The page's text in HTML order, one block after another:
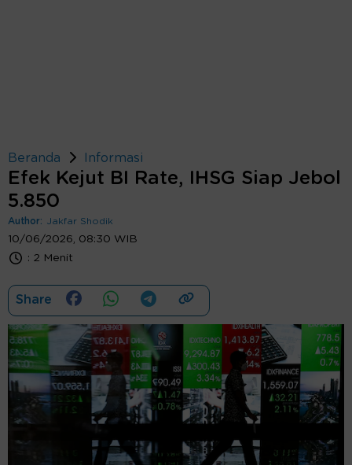
Beranda Informasi
Efek Kejut BI Rate, IHSG Siap Jebol
5.850
Author: Jakfar Shodik
10/06/2026, 08:30 WIB
: 2 Menit
Share